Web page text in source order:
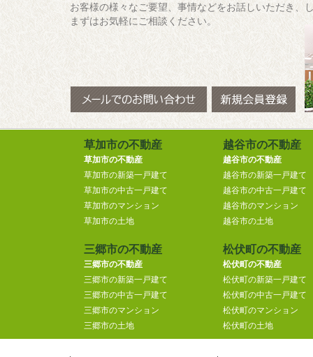
お客様の様々なご要望、事情などをお話しいただき、
まずはお気軽にご相談ください。
草加市の不動産
草加市の不動産
草加市の新築一戸建て
草加市の中古一戸建て
草加市のマンション
草加市の土地
越谷市の不動産
越谷市の不動産
越谷市の新築一戸建て
越谷市の中古一戸建て
越谷市のマンション
越谷市の土地
三郷市の不動産
三郷市の不動産
三郷市の新築一戸建て
三郷市の中古一戸建て
三郷市のマンション
三郷市の土地
松伏町の不動産
松伏町の不動産
松伏町の新築一戸建て
松伏町の中古一戸建て
松伏町のマンション
松伏町の土地